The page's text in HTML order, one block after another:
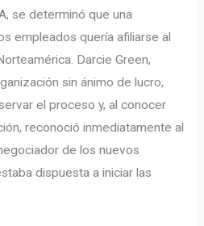
se determinó que una
empleados quería afiliarse al
Darcie Green,
sin ánimo de lucro,
el proceso y, al conocer
reconoció inmediatamente al
de los nuevos
dispuesta a iniciar las